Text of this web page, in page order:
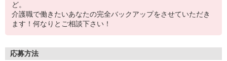
ど。
介護職で働きたいあなたの完全バックアップをさせていただき
ます！何なりとご相談下さい！
応募方法